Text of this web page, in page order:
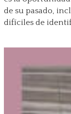
de su pasado,
difíciles de